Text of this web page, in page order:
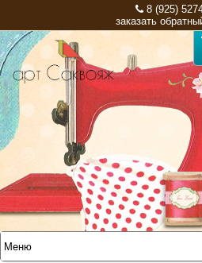
8 (925)
заказать